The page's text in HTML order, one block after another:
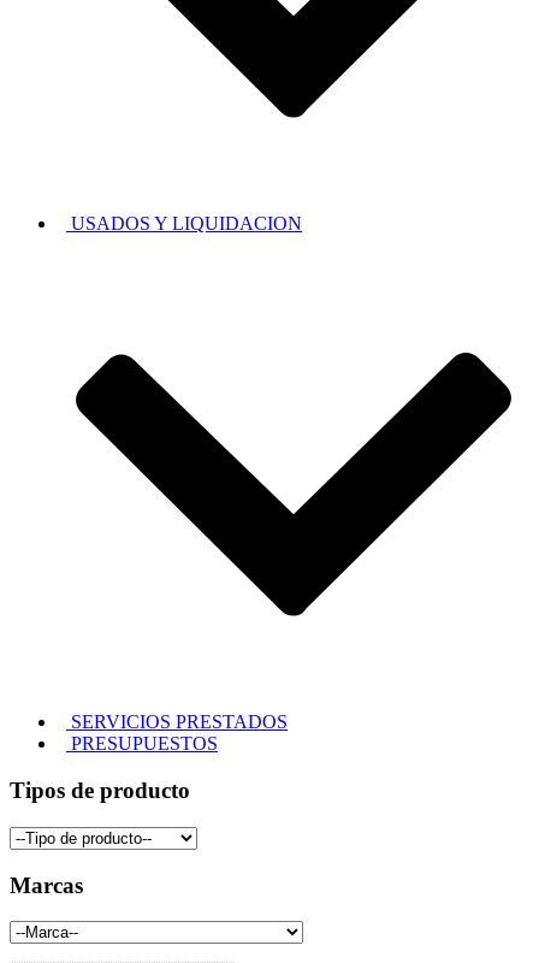
USADOS Y LIQUIDACION
SERVICIOS PRESTADOS
PRESUPUESTOS
Tipos de producto
Marcas